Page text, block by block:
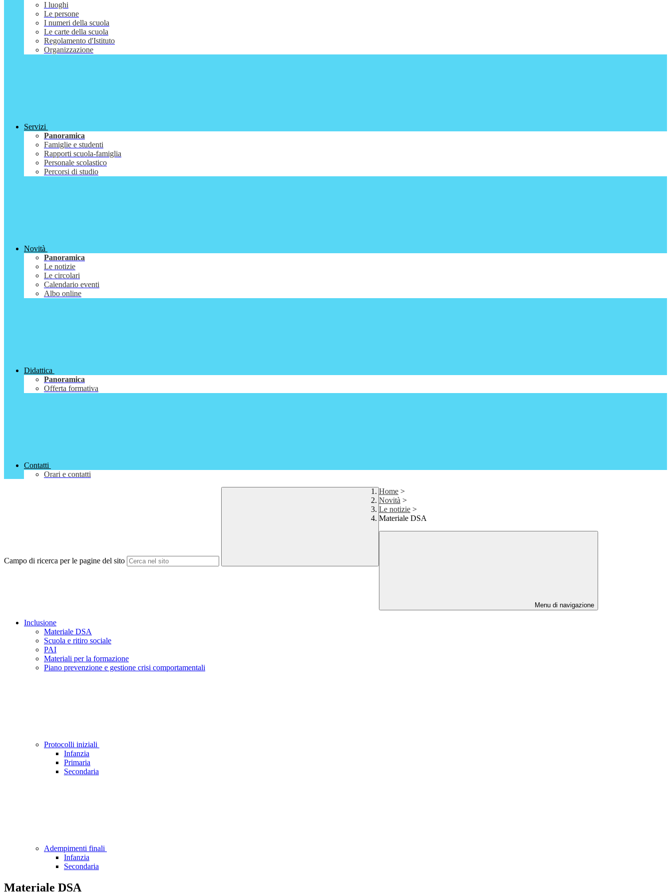
I luoghi
Le persone
I numeri della scuola
Le carte della scuola
Regolamento d'Istituto
Organizzazione
Servizi
Panoramica
Famiglie e studenti
Rapporti scuola-famiglia
Personale scolastico
Percorsi di studio
Novità
Panoramica
Le notizie
Le circolari
Calendario eventi
Albo online
Didattica
Panoramica
Offerta formativa
Contatti
Orari e contatti
Campo di ricerca per le pagine del sito
Home >
Novità >
Le notizie >
Materiale DSA
Menu di navigazione
Inclusione
Materiale DSA
Scuola e ritiro sociale
PAI
Materiali per la formazione
Piano prevenzione e gestione crisi comportamentali
Protocolli iniziali
Infanzia
Primaria
Secondaria
Adempimenti finali
Infanzia
Secondaria
Materiale DSA